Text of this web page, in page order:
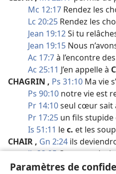
Paramètres de
Mc 12:17 Rendez les
Lc 20:25 Rendez les
Jean 19:12Si tu
Jean 19:15 Nous
Ac 17:7à l’encontre
Ac 25:11 J’en appelle à
CHAGRIN , Ps 31:10 Ma vie
Ps 90:10 notre vie est
Pr 14:10seul cœur sait
Pr 17:25 un fils stupide
Is 51:11 lec. et les
CHAIR , Gn 2:24 ils
Jb 33:25Que sac.
Rm 8:5ceux qui vivent